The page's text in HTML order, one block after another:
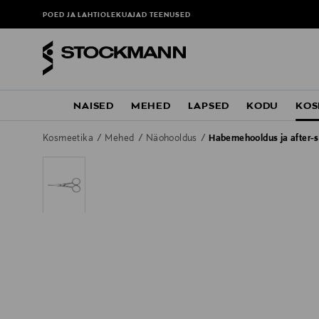
POED JA LAHTIOLEKUAJADTEENUSED
NAISED MEHED LAPSED KODU
Kosmeetika Mehed Näohooldus Habemehooldus ja after-